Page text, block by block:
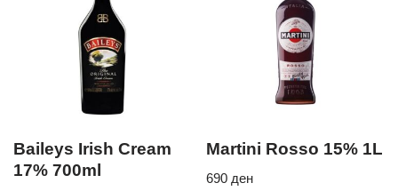
Baileys Irish Cream
17% 700ml
Martini Rosso 15% 1L
690 ден